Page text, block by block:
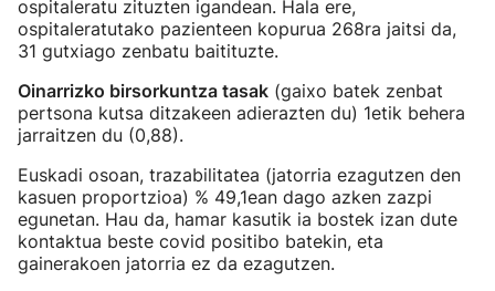
ospitaleratu zituzten igandean. Hala ere,
ospitaleratutako pazienteen kopurua 268ra jaitsi da,
31 gutxiago zenbatu baitituzte.
Oinarrizko birsorkuntza tasak (gaixo batek zenbat
pertsona kutsa ditzakeen adierazten du) 1etik behera
jarraitzen du (0,88).
Euskadi osoan, trazabilitatea (jatorria ezagutzen den
kasuen proportzioa) % 49,1ean dago azken zazpi
egunetan. Hau da, hamar kasutik ia bostek izan dute
kontaktua beste covid positibo batekin, eta
gainerakoen jatorria ez da ezagutzen.